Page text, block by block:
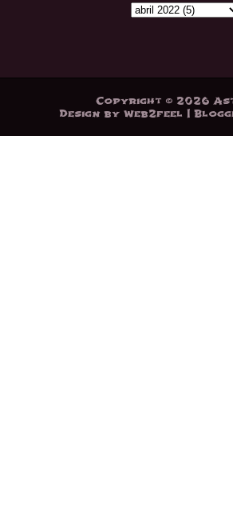
Copyright © 2026
Design by Web2feel |